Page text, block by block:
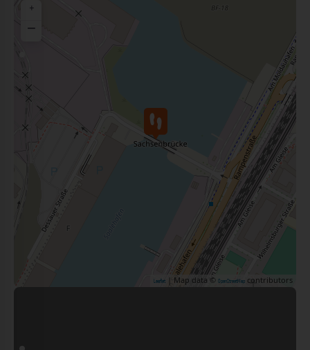
+
−
Leaflet | Map data © OpenStreetMap contributors